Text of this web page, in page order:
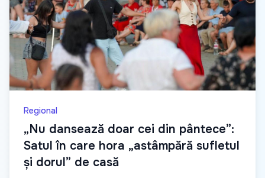
Regional
„Nu dansează doar cei din pântece”:
Satul în care hora „astâmpără sufletul
și dorul” de casă